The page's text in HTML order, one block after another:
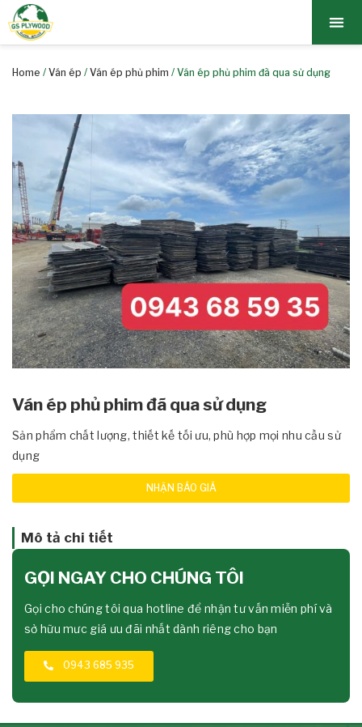
Home / Ván ép / Ván ép phủ phim / Ván ép phủ phim đã qua sử dụng
Ván ép phủ phim đã qua sử dụng
Sản phẩm chất lượng, thiết kế tối ưu, phù hợp mọi nhu cầu sử
dụng
NHẬN BÁO GIÁ
Mô tả chi tiết
GỌI NGAY CHO CHÚNG TÔI
Gọi cho chúng tôi qua hotline để nhận tư vấn miễn phí và
sở hữu mưc giá ưu đãi nhất dành riêng cho bạn
0943 685 935